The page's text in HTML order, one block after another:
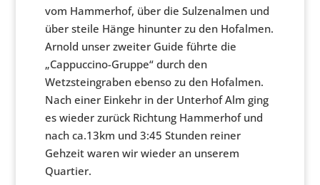
vom Hammerhof, über die Sulzenalmen und
über steile Hänge hinunter zu den Hofalmen.
Arnold unser zweiter Guide führte die
„Cappuccino-Gruppe“ durch den
Wetzsteingraben ebenso zu den Hofalmen.
Nach einer Einkehr in der Unterhof Alm ging
es wieder zurück Richtung Hammerhof und
nach ca.13km und 3:45 Stunden reiner
Gehzeit waren wir wieder an unserem
Quartier.